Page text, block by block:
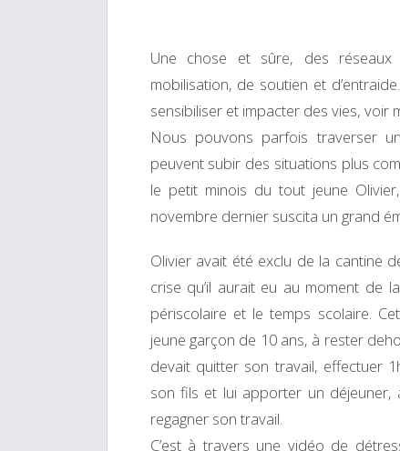
Une chose et sûre, des
mobilisation, de soutien et
sensibiliser et impacter des vies, voir
Nous pouvons parfois traverser
peuvent subir des situations plus
le petit minois du tout jeune
novembre dernier suscita un grand
Olivier avait été exclu de la cantine
crise qu’il aurait eu au moment de
périscolaire et le temps scolaire.
jeune garçon de 10 ans, à rester
devait quitter son travail, effectuer
son fils et lui apporter un
regagner son travail.
C’est à travers une vidéo de